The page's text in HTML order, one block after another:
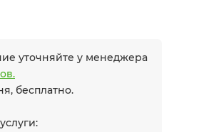
уточняйте у менеджера
бесплатно.